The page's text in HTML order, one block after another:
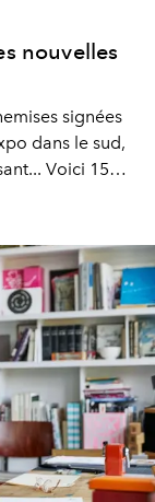
nouvelles
signées
dans le sud,
Voici 15
un coin de